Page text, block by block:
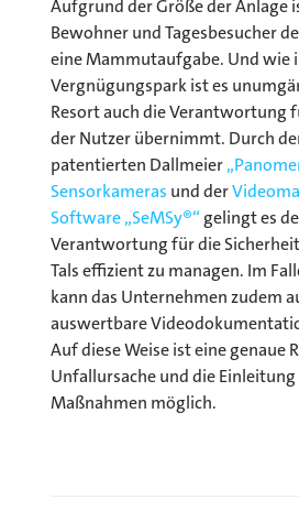
Aufgrund der Größe der Anlage
Bewohner und Tagesbesucher
eine Mammutaufgabe. Und wie
Vergnügungspark ist es
Resort auch die Verantwortung
der Nutzer übernimmt. Durch
patentierten Dallmeier
Sensorkameras und der
Software „SeMSy®“ gelingt es
Verantwortung für die
Tals effizient zu managen. Im
kann das Unternehmen zudem
auswertbare
Auf diese Weise ist eine genaue
Unfallursache und die
Maßnahmen möglich.